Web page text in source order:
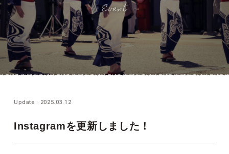
Event
Update : 2025.03.12
Instagramを更新しました！